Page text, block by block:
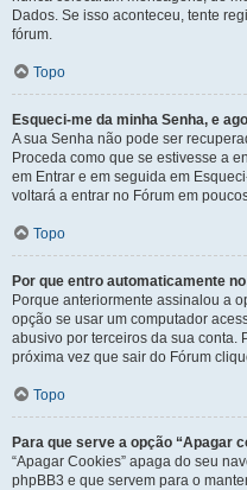
Dados. Se isso aconteceu, tente
fórum.
Topo
Esqueci-me da minha Senha, e
A sua Senha não pode ser
Proceda como que se estivesse a
em Entrar e em seguida em
voltará a entrar no Fórum em
Topo
Por que entro automaticamente
Porque anteriormente assinalou a
opção se usar um computador
abusivo por terceiros da sua conta.
próxima vez que sair do Fórum
Topo
Para que serve a opção “Apagar
“Apagar Cookies” apaga do seu
phpBB3 e que servem para o